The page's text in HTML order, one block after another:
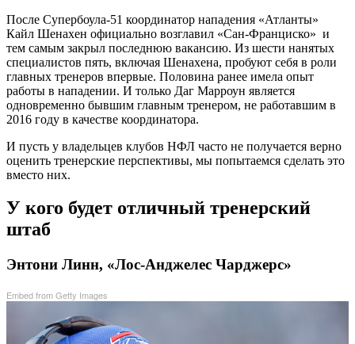
После Супербоула-51 координатор нападения «Атланты»
Кайл Шенахен официально возглавил «Сан-Франциско» и
тем самым закрыл последнюю вакансию. Из шести нанятых
специалистов пять, включая Шенахена, пробуют себя в роли
главных тренеров впервые. Половина ранее имела опыт
работы в нападении. И только Даг Марроун является
одновременно бывшим главным тренером, не работавшим в
2016 году в качестве координатора.
И пусть у владельцев клубов НФЛ часто не получается верно
оценить тренерские перспективы, мы попытаемся сделать это
вместо них.
У кого будет отличный тренерский
штаб
Энтони Линн, «Лос-Анджелес Чарджерс»
Embed from Getty Images